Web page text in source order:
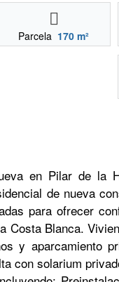
Parcela 170 m²
en Pilar de la
de nueva
para ofrecer
Costa Blanca.
y aparcamiento
con solarium